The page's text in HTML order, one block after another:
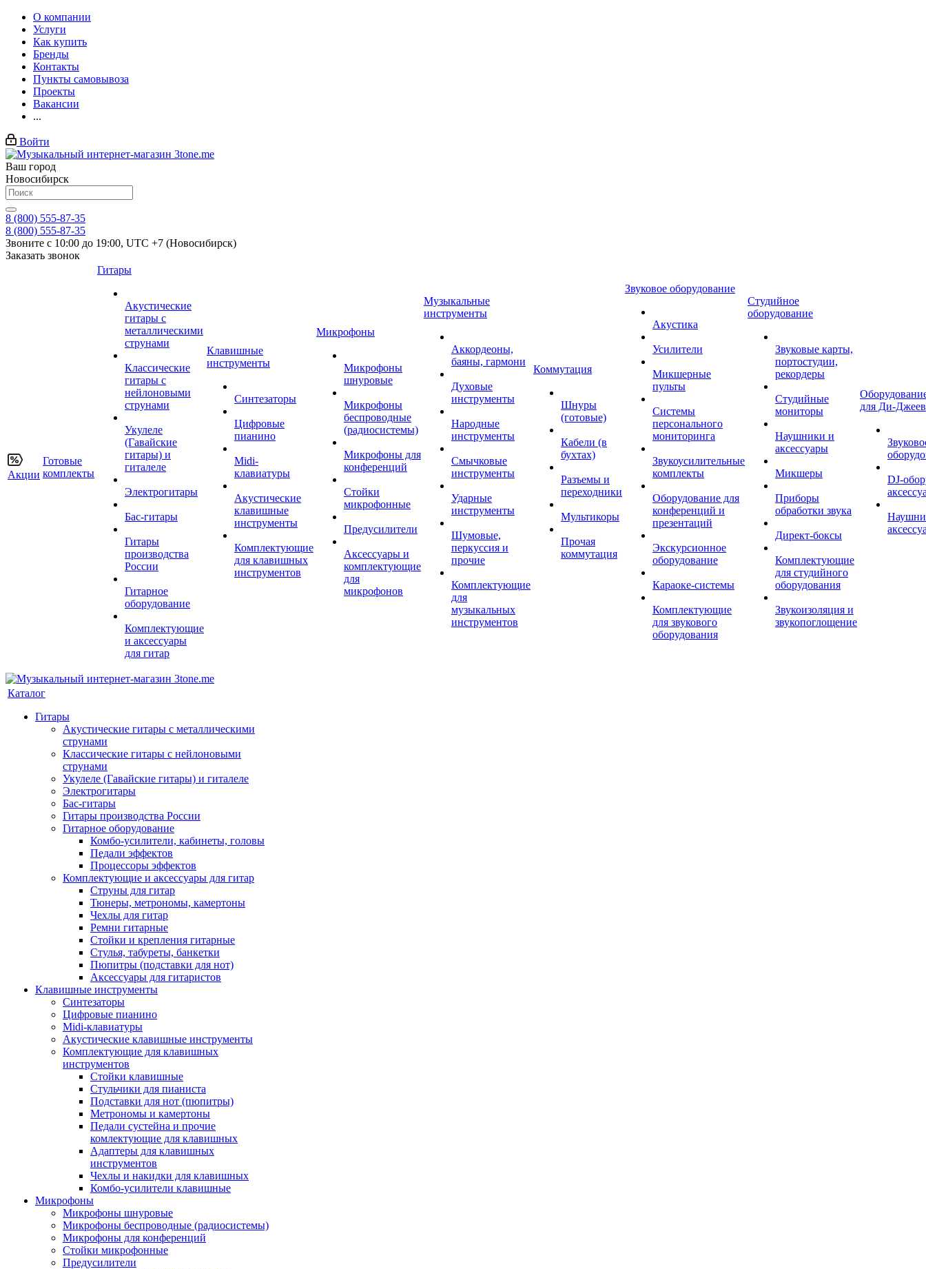
О компании
Услуги
Как купить
Бренды
Контакты
Пункты самовывоза
Проекты
Вакансии
...
Войти
Ваш город
Новосибирск
8 (800) 555-87-35
8 (800) 555-87-35
Звоните с 10:00 до 19:00, UTC +7 (Новосибирск)
Заказать звонок
Акции
Готовые
комплекты
Гитары
Акустические
гитары с
металлическими
струнами
Классические
гитары с
нейлоновыми
струнами
Укулеле
(Гавайские
гитары) и
гиталеле
Электрогитары
Бас-гитары
Гитары
производства
России
Гитарное
оборудование
Комплектующие
и аксессуары
для гитар
Клавишные
инструменты
Синтезаторы
Цифровые
пианино
Midi-
клавиатуры
Акустические
клавишные
инструменты
Комплектующие
для клавишных
инструментов
Микрофоны
Микрофоны
шнуровые
Микрофоны
беспроводные
(радиосистемы)
Микрофоны для
конференций
Стойки
микрофонные
Предусилители
Аксессуары и
комплектующие
для
микрофонов
Музыкальные
инструменты
Аккордеоны,
баяны, гармони
Духовые
инструменты
Народные
инструменты
Смычковые
инструменты
Ударные
инструменты
Шумовые,
перкуссия и
прочие
Комплектующие
для
музыкальных
инструментов
Коммутация
Шнуры
(готовые)
Кабели (в
бухтах)
Разъемы и
переходники
Мультикоры
Прочая
коммутация
Звуковое оборудование
Акустика
Усилители
Микшерные
пульты
Системы
персонального
мониторинга
Звукоусилительные
комплекты
Оборудование для
конференций и
презентаций
Экскурсионное
оборудование
Караоке-системы
Комплектующие
для звукового
оборудования
Студийное
оборудование
Звуковые карты,
портостудии,
рекордеры
Студийные
мониторы
Наушники и
аксессуары
Микшеры
Приборы
обработки звука
Директ-боксы
Комплектующие
для студийного
оборудования
Звукоизоляция и
звукопоглощение
для Ди-Джеев
DJ-
Каталог
Гитары
Акустические гитары с металлическими
струнами
Классические гитары с нейлоновыми
струнами
Укулеле (Гавайские гитары) и гиталеле
Электрогитары
Бас-гитары
Гитары производства России
Гитарное оборудование
Комбо-усилители, кабинеты, головы
Педали эффектов
Процессоры эффектов
Комплектующие и аксессуары для гитар
Струны для гитар
Тюнеры, метрономы, камертоны
Чехлы для гитар
Ремни гитарные
Стойки и крепления гитарные
Стулья, табуреты, банкетки
Пюпитры (подставки для нот)
Аксессуары для гитаристов
Клавишные инструменты
Синтезаторы
Цифровые пианино
Midi-клавиатуры
Акустические клавишные инструменты
Комплектующие для клавишных
инструментов
Стойки клавишные
Стульчики для пианиста
Подставки для нот (пюпитры)
Метрономы и камертоны
Педали сустейна и прочие
комлектующие для клавишных
Адаптеры для клавишных
инструментов
Чехлы и накидки для клавишных
Комбо-усилители клавишные
Микрофоны
Микрофоны шнуровые
Микрофоны беспроводные (радиосистемы)
Микрофоны для конференций
Стойки микрофонные
Предусилители